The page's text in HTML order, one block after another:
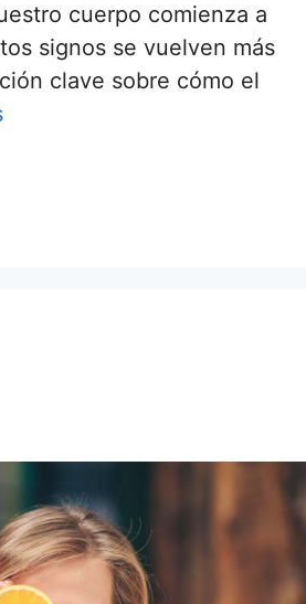
cuerpo comienza a
signos se vuelven más
clave sobre cómo el